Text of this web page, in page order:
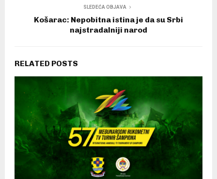
SLEDEĆA OBJAVA
Košarac: Nepobitna istina je da su Srbi
najstradalniji narod
RELATED POSTS